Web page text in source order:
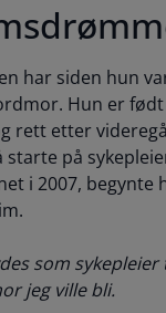
har siden hun
Hun er
rett etter
på
i 2007, begynte
som
jeg ville bli.